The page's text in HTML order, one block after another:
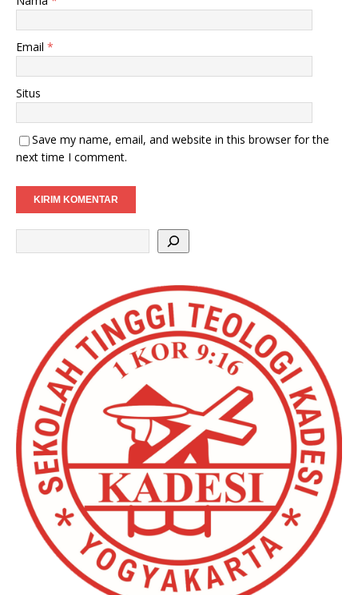
Email *
Situs
Save my name, email, and website in this browser for the
next time I comment.